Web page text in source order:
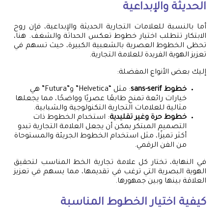
الحديثة والإبداعية
أما بالنسبة للعلامات التجارية الحديثة والإبداعية، فإن روح
الابتكار تتطلب اختيار خطوط تعكس الحداثة والشغف. هنا،
تحظى الخطوط العصرية بالشعبية الكبيرة، حيث تسهم في
تعزيز الهوية الفريدة للعلامة التجارية.
إليك بعض الأنواع المفضلة:
خطوط sans-serif
: مثل “Helvetica” و”Futura” هي
خيارات رائعة تمنح طابعًا عصريًا وواضحًا، مما يجعلها
مثالية للعلامات التجارية التكنولوجية والشبابية.
خطوط حرة وغير تقليدية: استخدام الخطوط ذات
التصميم المبتكر يمكن أن يجعل العلامة التجارية تبدو
أكثر تميزًا، مثل استخدام الخطوط الجريئة والمستوحاة
من الفن الرقمي.
في النهاية، تختار كل علامة تجارية الخط المناسب لتحقيق
الهوية البصرية التي ترغب في تقديمها، مما يسهم في تعزيز
العلاقة بينها وبين جمهورها.
كيفية اختيار الخطوط المناسبة